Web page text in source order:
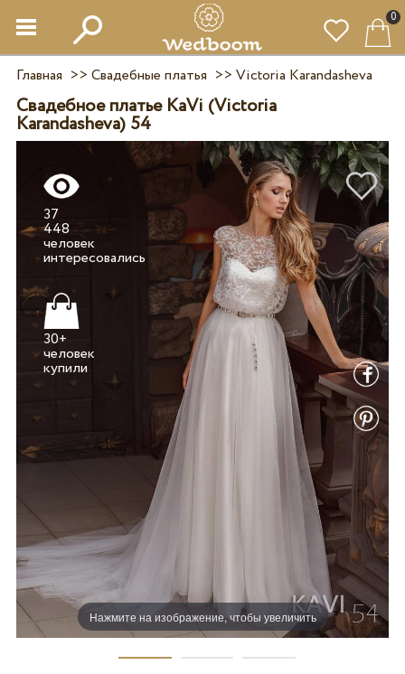
0
Главная >> Свадебные платья >> Victoria Karandasheva
Свадебное платье KaVi (Victoria
Karandasheva) 54
Нажмите на изображение, чтобы увеличить
37
448
человек
30+
человек